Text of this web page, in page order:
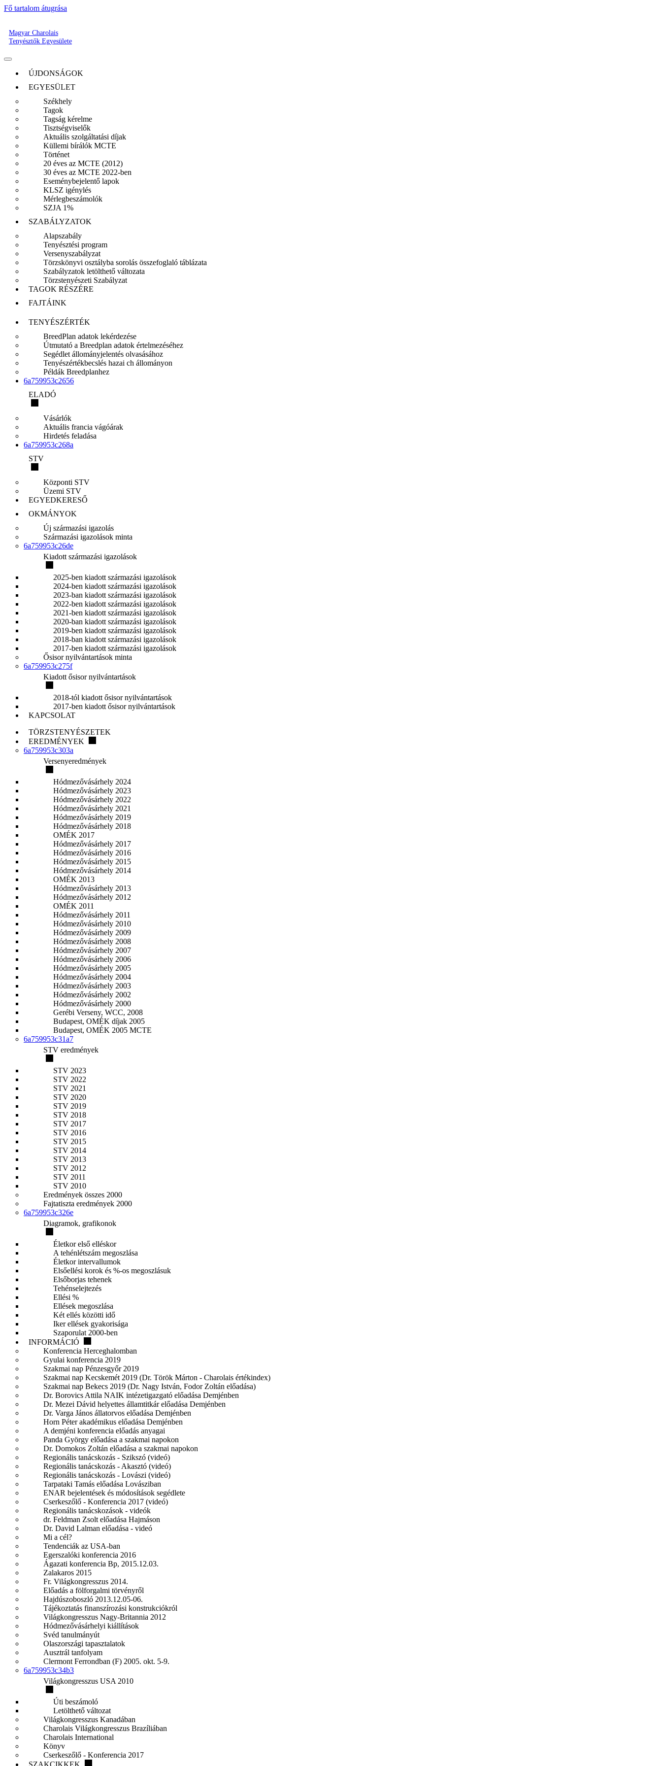
Fő tartalom átugrása
Magyar Charolais
Tenyésztők Egyesülete
ÚJDONSÁGOK
EGYESÜLET
Székhely
Tagok
Tagság kérelme
Tisztségviselők
Aktuális szolgáltatási díjak
Küllemi bírálók MCTE
Történet
20 éves az MCTE (2012)
30 éves az MCTE 2022-ben
Eseménybejelentő lapok
KLSZ igénylés
Mérlegbeszámolók
SZJA 1%
SZABÁLYZATOK
Alapszabály
Tenyésztési program
Versenyszabályzat
Törzskönyvi osztályba sorolás összefoglaló táblázata
Szabályzatok letölthető változata
Törzstenyészeti Szabályzat
TAGOK RÉSZÉRE
FAJTÁINK
TENYÉSZÉRTÉK
BreedPlan adatok lekérdezése
Útmutató a Breedplan adatok értelmezéséhez
Segédlet állományjelentés olvasásához
Tenyészértékbecslés hazai ch állományon
Példák Breedplanhez
6a759953c2656
ELADÓ
Vásárlók
Aktuális francia vágóárak
Hirdetés feladása
6a759953c268a
STV
Központi STV
Üzemi STV
EGYEDKERESŐ
OKMÁNYOK
Új származási igazolás
Származási igazolások minta
6a759953c26de
Kiadott származási igazolások
2025-ben kiadott származási igazolások
2024-ben kiadott származási igazolások
2023-ban kiadott származási igazolások
2022-ben kiadott származási igazolások
2021-ben kiadott származási igazolások
2020-ban kiadott származási igazolások
2019-ben kiadott származási igazolások
2018-ban kiadott származási igazolások
2017-ben kiadott származási igazolások
Ősisor nyilvántartások minta
6a759953c275f
Kiadott ősisor nyilvántartások
2018-tól kiadott ősisor nyilvántartások
2017-ben kiadott ősisor nyilvántartások
KAPCSOLAT
TÖRZSTENYÉSZETEK
EREDMÉNYEK
6a759953c303a
Versenyeredmények
Hódmezővásárhely 2024
Hódmezővásárhely 2023
Hódmezővásárhely 2022
Hódmezővásárhely 2021
Hódmezővásárhely 2019
Hódmezővásárhely 2018
OMÉK 2017
Hódmezővásárhely 2017
Hódmezővásárhely 2016
Hódmezővásárhely 2015
Hódmezővásárhely 2014
OMÉK 2013
Hódmezővásárhely 2013
Hódmezővásárhely 2012
OMÉK 2011
Hódmezővásárhely 2011
Hódmezővásárhely 2010
Hódmezővásárhely 2009
Hódmezővásárhely 2008
Hódmezővásárhely 2007
Hódmezővásárhely 2006
Hódmezővásárhely 2005
Hódmezővásárhely 2004
Hódmezővásárhely 2003
Hódmezővásárhely 2002
Hódmezővásárhely 2000
Gerébi Verseny, WCC, 2008
Budapest, OMÉK díjak 2005
Budapest, OMÉK 2005 MCTE
6a759953c31a7
STV eredmények
STV 2023
STV 2022
STV 2021
STV 2020
STV 2019
STV 2018
STV 2017
STV 2016
STV 2015
STV 2014
STV 2013
STV 2012
STV 2011
STV 2010
Eredmények összes 2000
Fajtatiszta eredmények 2000
6a759953c326e
Diagramok, grafikonok
Életkor első elléskor
A tehénlétszám megoszlása
Életkor intervallumok
Elsőellési korok és %-os megoszlásuk
Elsőborjas tehenek
Tehénselejtezés
Ellési %
Ellések megoszlása
Két ellés közötti idő
Iker ellések gyakorisága
Szaporulat 2000-ben
INFORMÁCIÓ
Konferencia Herceghalomban
Gyulai konferencia 2019
Szakmai nap Pénzesgyőr 2019
Szakmai nap Kecskemét 2019 (Dr. Török Márton - Charolais értékindex)
Szakmai nap Bekecs 2019 (Dr. Nagy István, Fodor Zoltán előadása)
Dr. Borovics Attila NAIK intézetigazgató előadása Demjénben
Dr. Mezei Dávid helyettes államtitkár előadása Demjénben
Dr. Varga János állatorvos előadása Demjénben
Horn Péter akadémikus előadása Demjénben
A demjéni konferencia előadás anyagai
Panda György előadása a szakmai napokon
Dr. Domokos Zoltán előadása a szakmai napokon
Regionális tanácskozás - Szikszó (videó)
Regionális tanácskozás - Akasztó (videó)
Regionális tanácskozás - Lovászi (videó)
Tarpataki Tamás előadása Lovásziban
ENAR bejelentések és módosítások segédlete
Cserkeszőlő - Konferencia 2017 (videó)
Regionális tanácskozások - videók
dr. Feldman Zsolt előadása Hajmáson
Dr. David Lalman előadása - videó
Mi a cél?
Tendenciák az USA-ban
Egerszalóki konferencia 2016
Ágazati konferencia Bp, 2015.12.03.
Zalakaros 2015
Fr. Világkongresszus 2014.
Előadás a fölforgalmi törvényről
Hajdúszoboszló 2013.12.05-06.
Tájékoztatás finanszírozási konstrukciókról
Világkongresszus Nagy-Britannia 2012
Hódmezővásárhelyi kiállítások
Svéd tanulmányút
Olaszországi tapasztalatok
Ausztrál tanfolyam
Clermont Ferrondban (F) 2005. okt. 5-9.
6a759953c34b3
Világkongresszus USA 2010
Úti beszámoló
Letölthető változat
Világkongresszus Kanadában
Charolais Világkongresszus Brazíliában
Charolais International
Könyv
Cserkeszőlő - Konferencia 2017
SZAKCIKKEK